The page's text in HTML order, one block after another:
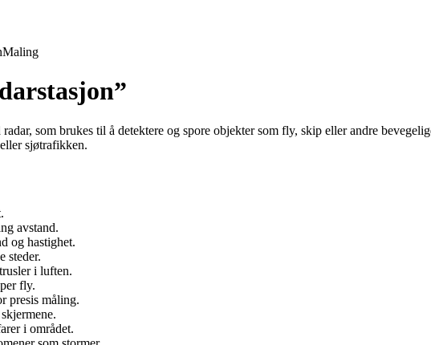
Maling
som brukes til å detektere og spore objekter som fly, skip eller andre
sjøtrafikken.
avstand.
og hastighet.
steder.
i luften.
fly.
presis måling.
i området.